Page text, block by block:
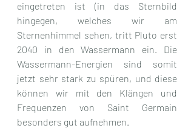
eingetreten ist (in das Sternbild
hingegen, welches wir am
Sternenhimmel sehen, tritt Pluto erst
2040 in den Wassermann ein. Die
Wassermann-Energien sind somit
jetzt sehr stark zu spüren, und diese
können wir mit den Klängen und
Frequenzen von Saint Germain
besonders gut aufnehmen.